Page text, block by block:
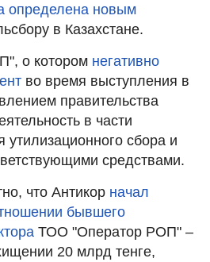
определена новым
в Казахстане.
о котором негативно
во время выступления в
правительства
в части
утилизационного сбора и
средствами.
что Антикор начал
бывшего
ТОО "Оператор РОП" –
20 млрд тенге,